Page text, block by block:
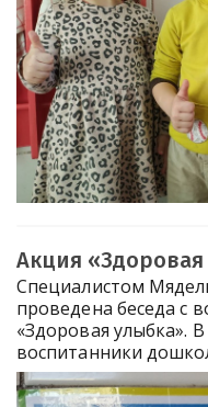
Акция
Специалистом
проведена беседа с
«Здоровая улыбка».
воспитанники